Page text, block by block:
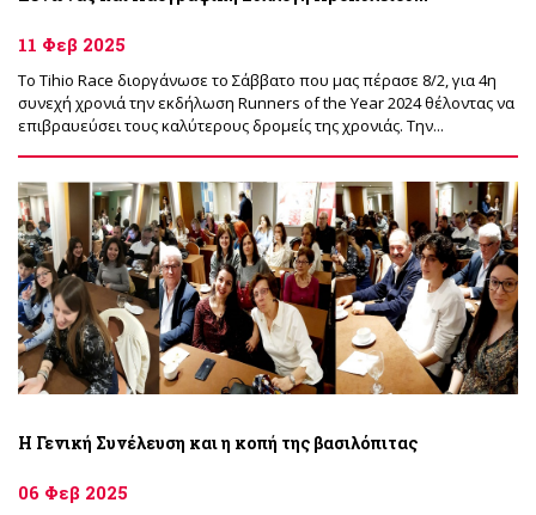
11 Φεβ 2025
To Tihio Race διοργάνωσε το Σάββατο που μας πέρασε 8/2, για 4η
συνεχή χρονιά την εκδήλωση Runners of the Year 2024 θέλοντας να
επιβραυεύσει τους καλύτερους δρομείς της χρονιάς. Την...
Η Γενική Συνέλευση και η κοπή της βασιλόπιτας
06 Φεβ 2025